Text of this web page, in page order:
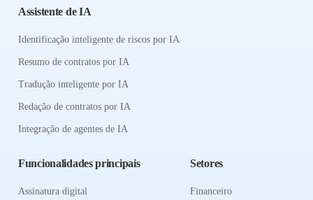
Assistente de IA
Identificação inteligente de riscos por IA
Resumo de contratos por IA
Tradução inteligente por IA
Redação de contratos por IA
Integração de agentes de IA
Funcionalidades principais
Assinatura digital
Setores
Financeiro